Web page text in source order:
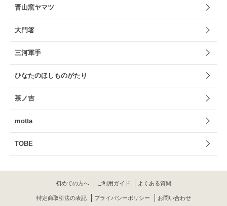
晋山窯ヤマツ
大門箸
三河軍手
ひなたのほしものがたり
茶ノ吉
motta
TOBE
初めての方へ ご利用ガイド よくある質問
特定商取引法の表記 プライバシーポリシー お問い合わせ